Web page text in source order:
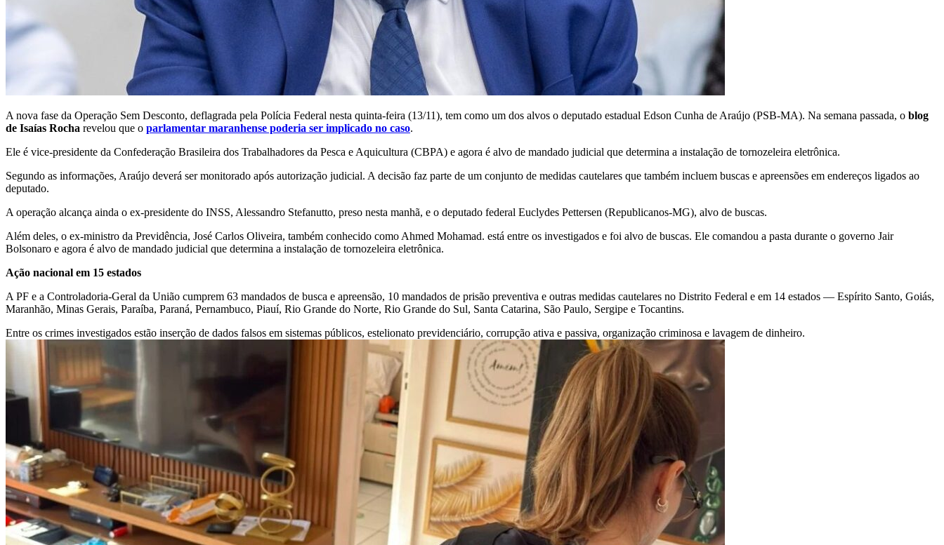
A nova fase da Operação Sem Desconto, deflagrada pela Polícia Federal nesta quinta-feira (13/11), tem como um dos alvos o deputado estadual Edson Cunha de Araújo (PSB-MA). Na semana passada, o blog
de Isaías Rocha revelou que o parlamentar maranhense poderia ser implicado no caso.
Ele é vice-presidente da Confederação Brasileira dos Trabalhadores da Pesca e Aquicultura (CBPA) e agora é alvo de mandado judicial que determina a instalação de tornozeleira eletrônica.
Segundo as informações, Araújo deverá ser monitorado após autorização judicial. A decisão faz parte de um conjunto de medidas cautelares que também incluem buscas e apreensões em endereços ligados ao
deputado.
A operação alcança ainda o ex-presidente do INSS, Alessandro Stefanutto, preso nesta manhã, e o deputado federal Euclydes Pettersen (Republicanos-MG), alvo de buscas.
Além deles, o ex-ministro da Previdência, José Carlos Oliveira, também conhecido como Ahmed Mohamad. está entre os investigados e foi alvo de buscas. Ele comandou a pasta durante o governo Jair
Bolsonaro e agora é alvo de mandado judicial que determina a instalação de tornozeleira eletrônica.
Ação nacional em 15 estados
A PF e a Controladoria-Geral da União cumprem 63 mandados de busca e apreensão, 10 mandados de prisão preventiva e outras medidas cautelares no Distrito Federal e em 14 estados — Espírito Santo, Goiás,
Maranhão, Minas Gerais, Paraíba, Paraná, Pernambuco, Piauí, Rio Grande do Norte, Rio Grande do Sul, Santa Catarina, São Paulo, Sergipe e Tocantins.
Entre os crimes investigados estão inserção de dados falsos em sistemas públicos, estelionato previdenciário, corrupção ativa e passiva, organização criminosa e lavagem de dinheiro.